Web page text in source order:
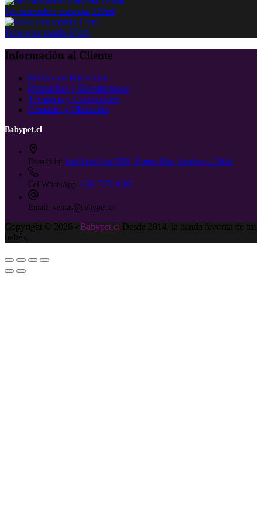
Set mamadera mascota 120ml
Pollo con sonido 17cm
Información al Cliente
Política de Privacidad
Despachos y Devoluciones
Términos y Condiciones
Contacto y Ubicación
Babypet.cl
Dirección: José Luis Coo 0541, Puente Alto, Santiago - Chile.
Cel WhatsApp +569 7676 0385
Email: ventas@babypet.cl
Copyright © 2026 - Babypet.cl Desde 2014, la tienda favorita de tus
bebés.